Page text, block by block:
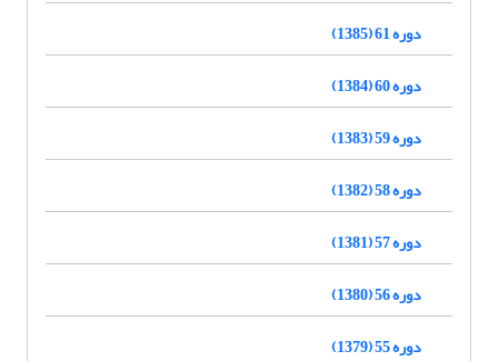
دوره 61 (1385)
دوره 60 (1384)
دوره 59 (1383)
دوره 58 (1382)
دوره 57 (1381)
دوره 56 (1380)
دوره 55 (1379)